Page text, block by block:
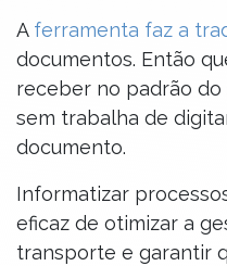
A ferramenta faz a
documentos. Então
receber no padrão do
sem trabalha de
documento.
Informatizar
eficaz de otimizar a
transporte e garantir